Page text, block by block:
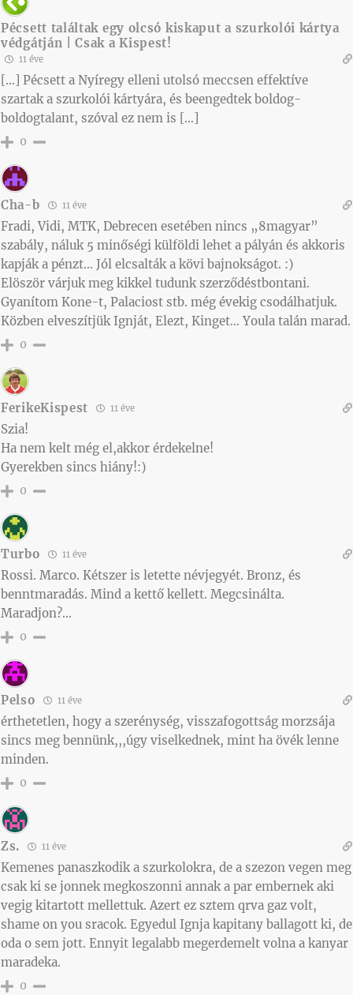
Pécsett találtak egy olcsó kiskaput a szurkolói kártya
védgátján | Csak a Kispest!
11 éve
[…] Pécsett a Nyíregy elleni utolsó meccsen effektíve
szartak a szurkolói kártyára, és beengedtek boldog-
boldogtalant, szóval ez nem is […]
0
Cha-b 11 éve
Fradi, Vidi, MTK, Debrecen esetében nincs „8magyar”
szabály, náluk 5 minőségi külföldi lehet a pályán és akkoris
kapják a pénzt… Jól elcsalták a kövi bajnokságot. :)
Elöször várjuk meg kikkel tudunk szerződéstbontani.
Gyanítom Kone-t, Palaciost stb. még évekig csodálhatjuk.
Közben elveszítjük Ignját, Elezt, Kinget… Youla talán marad.
0
FerikeKispest 11 éve
Szia!
Ha nem kelt még el,akkor érdekelne!
Gyerekben sincs hiány!:)
0
Turbo 11 éve
Rossi. Marco. Kétszer is letette névjegyét. Bronz, és
benntmaradás. Mind a kettő kellett. Megcsinálta.
Maradjon?…
0
Pelso 11 éve
érthetetlen, hogy a szerénység, visszafogottság morzsája
sincs meg bennünk,,,úgy viselkednek, mint ha övék lenne
minden.
0
Zs. 11 éve
Kemenes panaszkodik a szurkolokra, de a szezon vegen meg
csak ki se jonnek megkoszonni annak a par embernek aki
vegig kitartott mellettuk. Azert ez sztem qrva gaz volt,
shame on you sracok. Egyedul Ignja kapitany ballagott ki, de
oda o sem jott. Ennyit legalabb megerdemelt volna a kanyar
maradeka.
0